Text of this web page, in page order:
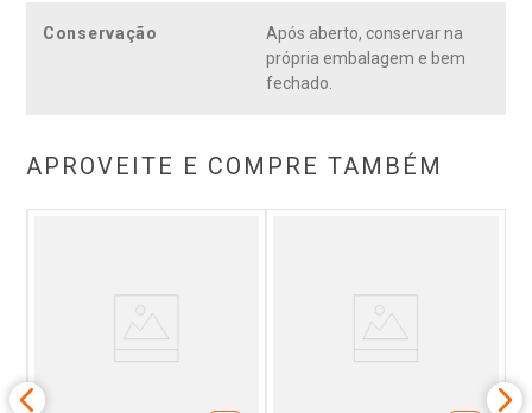
Conservação
Após aberto, conservar na
própria embalagem e bem
fechado.
APROVEITE E COMPRE TAMBÉM